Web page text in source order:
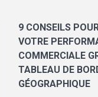
9 CONSEILS
VOTRE
COMMERCIALE
TABLEAU DE
GÉOGRAPHIQUE